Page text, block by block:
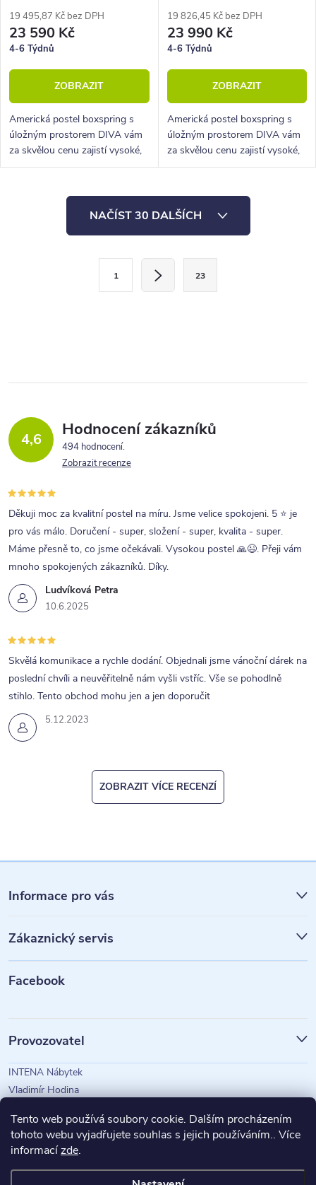
Tento web používá soubory cookie. Dalším procházením
tohoto webu vyjadřujete souhlas s jejich používáním.. Více
informacízde.
19 495,87 Kč bez DPH
23 590 Kč
4-6 Týdnů
ZOBRAZIT
Americká postel boxspring s
úložným prostorem DIVA vám
za skvělou cenu zajistí vysoké,
pohodlné spaní a velký úložný
19 826,45 Kč bez DPH
23 990 Kč
4-6 Týdnů
ZOBRAZIT
Americká postel boxspring s
úložným prostorem DIVA vám
za skvělou cenu zajistí vysoké,
pohodlné spaní a velký úložný
p
v
k
v
ý
p
i
u
NAČÍST 30 DALŠÍCH
o
á
n
1 23
4,6 Hodnocení zákazníků
494 hodnocení
Zobrazit recenze
Ludvíková Petra
10.6.2025
Děkuji moc za kvalitní postel na míru. Jsme velice spokojeni. 5 ⭐ je
pro vás málo. Doručení - super, složení - super, kvalita - super.
Máme přesně to, co jsme očekávali. Vysokou postel 🙏😉. Přeji vám
mnoho spokojených zákazníků. Díky.
5.12.2023
Skvělá komunikace a rychle dodání. Objednali jsme vánoční dárek na
poslední chvíli a neuvěřitelně nám vyšli vstříc. Vše se pohodlně
stihlo. Tento obchod mohu jen a jen doporučit
ZOBRAZIT VÍCE RECENZÍ
á
p
a
Informace pro vás
Zákaznický servis
Facebook
Provozovatel
INTENA Nábytek
Vladimír Hodina